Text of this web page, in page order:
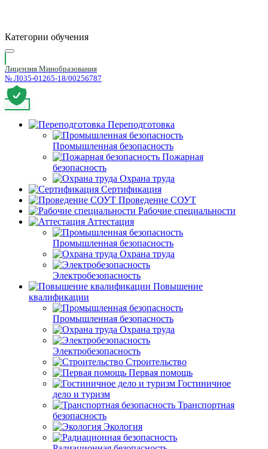
Категории обучения
Лицензия Минобразования
№ Л035-01265-18/00256787
Переподготовка
Промышленная безопасность
Пожарная
безопасность
Охрана труда
Сертификация
Проведение СОУТ
Рабочие специальности
Аттестация
Промышленная безопасность
Охрана труда
Электробезопасность
Повышение
квалификации
Промышленная безопасность
Охрана труда
Электробезопасность
Строительство
Первая помощь
Гостиничное
дело и туризм
Транспортная
безопасность
Экология